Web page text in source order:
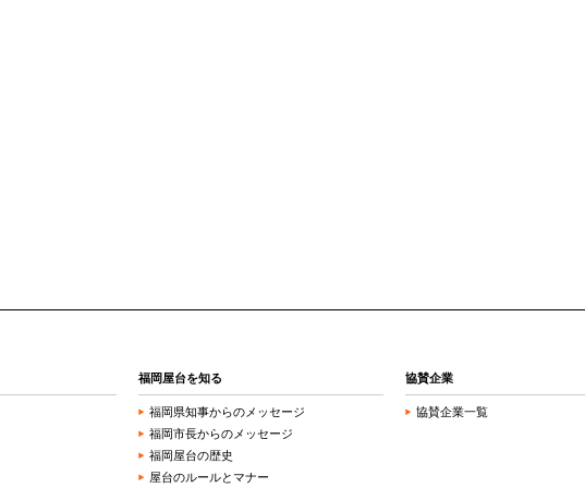
福岡屋台を知る
福岡県知事からのメッセージ
福岡市長からのメッセージ
福岡屋台の歴史
屋台のルールとマナー
協賛企業
協賛企業一覧